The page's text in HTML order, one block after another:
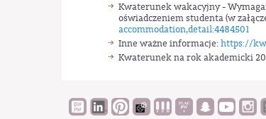
Kwaterunek wakacyjny -
oświadczeniem studenta (w
accommodation,detail:4484501
Inne ważne informacje:https://
Kwaterunek na rok akademicki